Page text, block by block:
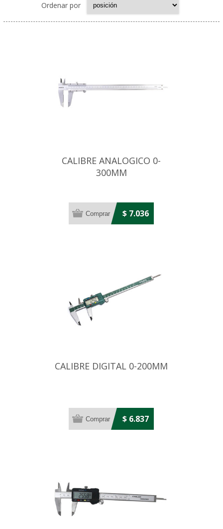
Ordenar por
CALIBRE ANALOGICO 0-
300MM
$ 7.036
CALIBRE DIGITAL 0-200MM
$ 6.837